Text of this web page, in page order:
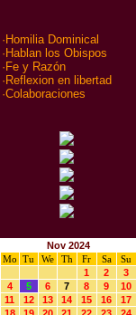
· Homilia Dominical
· Hablan los Obispos
· Fe y Razón
· Reflexion en libertad
·Colaboraciones
Nov 2024
Mo
Tu We Th Fr Sa
Su
1
2
3
4
5 6 7 8 9
10
11
12 13 14 15 16
17